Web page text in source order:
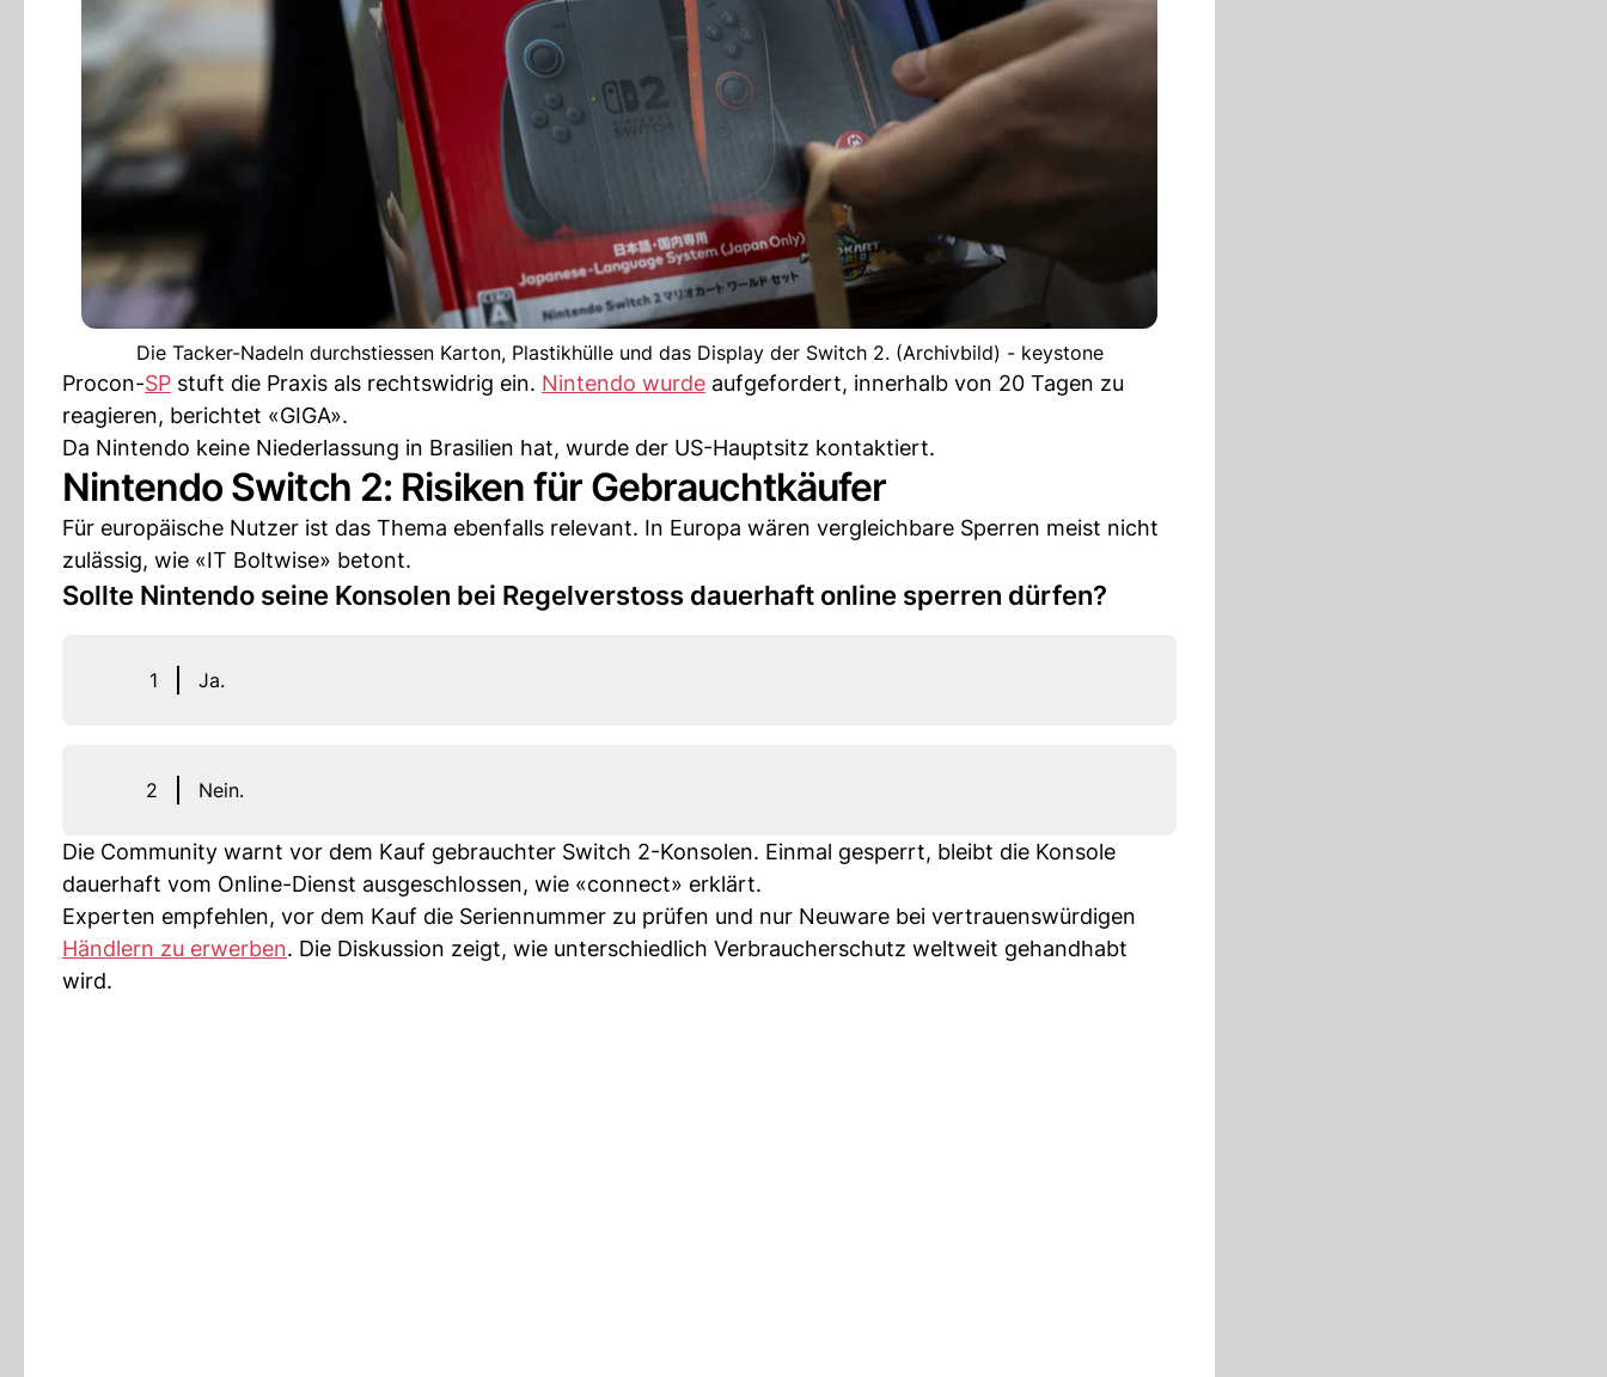
Die Tacker-Nadeln durchstiessen Karton, Plastikhülle und das Display der Switch 2. (Archivbild) - keystone
Procon-SP stuft die Praxis als rechtswidrig ein. Nintendo wurde aufgefordert, innerhalb von 20 Tagen zu
reagieren, berichtet «GIGA».
Da Nintendo keine Niederlassung in Brasilien hat, wurde der US-Hauptsitz kontaktiert.
Nintendo Switch 2: Risiken für Gebrauchtkäufer
Für europäische Nutzer ist das Thema ebenfalls relevant. In Europa wären vergleichbare Sperren meist nicht
zulässig, wie «IT Boltwise» betont.
Sollte Nintendo seine Konsolen bei Regelverstoss dauerhaft online sperren dürfen?
1 Ja.
2 Nein.
Die Community warnt vor dem Kauf gebrauchter Switch 2-Konsolen. Einmal gesperrt, bleibt die Konsole
dauerhaft vom Online-Dienst ausgeschlossen, wie «connect» erklärt.
Experten empfehlen, vor dem Kauf die Seriennummer zu prüfen und nur Neuware bei vertrauenswürdigen
Händlern zu erwerben. Die Diskussion zeigt, wie unterschiedlich Verbraucherschutz weltweit gehandhabt
wird.